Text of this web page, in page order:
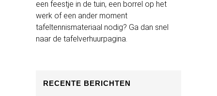
een feestje in de tuin, een borrel op het
werk of een ander moment
tafeltennismateriaal nodig? Ga dan snel
naar de tafelverhuurpagina.
RECENTE BERICHTEN